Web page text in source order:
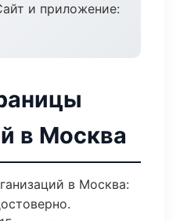
и приложение:
в Москва
в Москва: